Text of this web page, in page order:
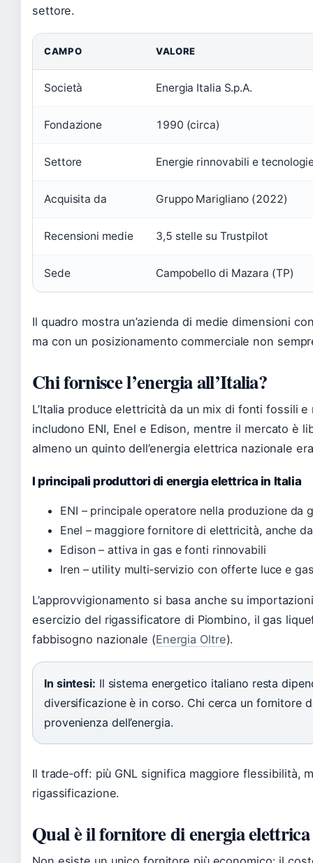
settore.
CAMPO VALORE
Società Energia Italia S.p.A.
Fondazione 1990 (circa)
Settore Energie rinnovabili e
Acquisita da Gruppo Marigliano (2022)
Recensioni medie 3,5 stelle su Trustpilot
Sede Campobello di Mazara (TP)
Il quadro mostra un’azienda di medie dimensioni
ma con un posizionamento commerciale non
Chi fornisce l’energia all’Italia?
L’Italia produce elettricità da un mix di fonti fossili
includono ENI, Enel e Edison, mentre il mercato è
almeno un quinto dell’energia elettrica nazionale
I principali produttori di energia elettrica in Italia
ENI – principale operatore nella produzione da
Enel – maggiore fornitore di elettricità, anche
Edison – attiva in gas e fonti rinnovabili
Iren – utility multi‑servizio con offerte luce e gas
L’approvvigionamento si basa anche su
esercizio del rigassificatore di Piombino, il gas
fabbisogno nazionale (Energia Oltre).
In sintesi: Il sistema energetico italiano resta
diversificazione è in corso. Chi cerca un fornitore
provenienza dell’energia.
Il trade‑off: più GNL significa maggiore flessibilità,
rigassificazione.
Qual è il fornitore di energia